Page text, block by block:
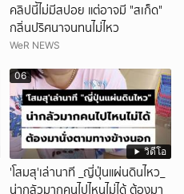
คลิปนี้ไม่มีสปอย แต่อาจมี "สเก็ด"
กลิ่นปริศนาจนทนไม่ไหว
WeR NEWS
วิดีโอ
06
'โสมสุ'เล่านาที _ญี่ปุ่นแผ่นดินไหว_
น่ากลัวมากคนไปไหนไม่ได้ ต้องมา